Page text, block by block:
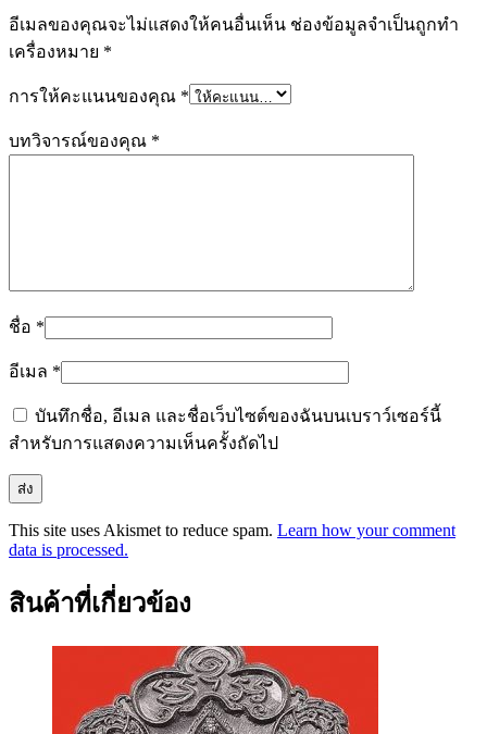
อีเมลของคุณจะไม่แสดงให้คนอื่นเห็น ช่องข้อมูลจำเป็นถูกทำ
เครื่องหมาย *
การให้คะแนนของคุณ *
บทวิจารณ์ของคุณ *
ชื่อ *
อีเมล *
บันทึกชื่อ, อีเมล และชื่อเว็บไซต์ของฉันบนเบราว์เซอร์นี้
สำหรับการแสดงความเห็นครั้งถัดไป
This site uses Akismet to reduce spam. Learn how your comment
data is processed.
สินค้าที่เกี่ยวข้อง